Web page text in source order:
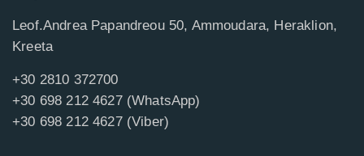
Leof.Andrea Papandreou 50, Ammoudara, Heraklion,
Kreeta
+30 2810 372700
+30 698 212 4627 (WhatsApp)
+30 698 212 4627 (Viber)